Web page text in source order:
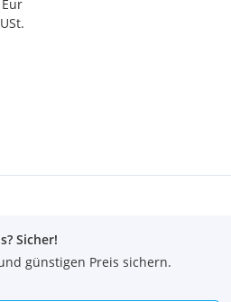
Sicher!
günstigen Preis sichern.